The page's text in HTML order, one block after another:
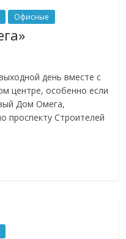
Офисные
день вместе с
центре, особенно если
Дом Омега,
проспекту Строителей